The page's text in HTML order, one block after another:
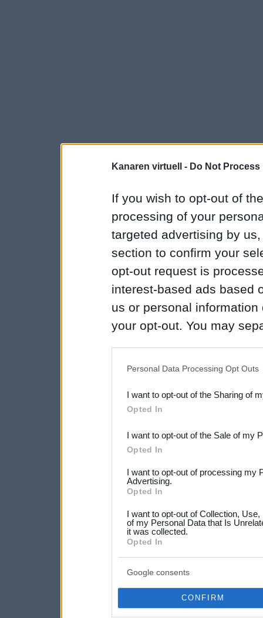
Kanaren virtuell - Do Not
If you wish to opt-out of
processing of your
targeted advertising by
section to confirm your
opt-out request is
interest-based ads based
us or personal
your opt-out. You may
Downstream Participants
third parties.
Please note that this
not limited to your visit or
grant or deny consent to
your data for below
consent section.
Personal Data Processing Opt Outs
I want to opt-out of the Sharing of
Opted In
I want to opt-out of the Sale of my
Opted In
I want to opt-out of processing my
Advertising.
Opted In
I want to opt-out of Collection,
of my Personal Data that Is
it was collected.
Opted In
Google consents
CONFIRM